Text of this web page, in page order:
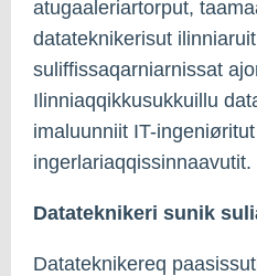
atugaaleriartorput,
datateknikerisut
suliffissaqarniarnissat
Ilinniaqqikkusukkuillu
imaluunniit IT-ingeniøritut
ingerlariaqqissinnaavutit.
Datateknikeri sunik
Datateknikereq